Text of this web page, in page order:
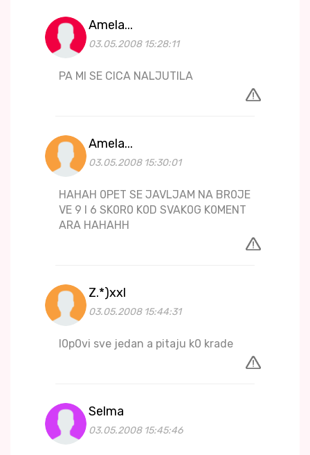
Amela...
03.05.2008 15:28:11
PA MI SE CICA NALJUTILA
Amela...
03.05.2008 15:30:01
HAHAH 0PET SE JAVLJAM NA BR0JE
VE 9 I 6 SK0R0 K0D SVAK0G K0MENT
ARA HAHAHH
Z.*)xxl
03.05.2008 15:44:31
l0p0vi sve jedan a pitaju k0 krade
Selma
03.05.2008 15:45:46